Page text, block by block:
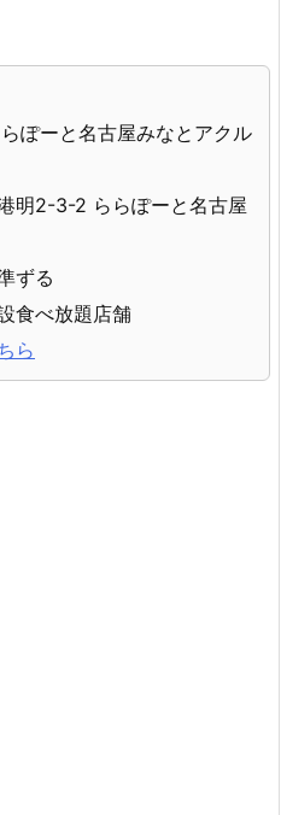
ぽーと名古屋みなとアクル
明2-3-2 ららぽーと名古屋
ずる
食べ放題店舗
ら